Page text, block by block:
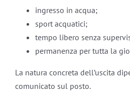
ingresso in acqua;
sport acquatici;
tempo libero senza
permanenza per tutta la
La natura concreta dell’uscita
comunicato sul posto.